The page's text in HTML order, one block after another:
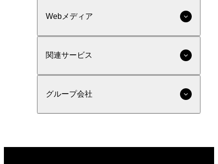
Webメディア
関連サービス
グループ会社